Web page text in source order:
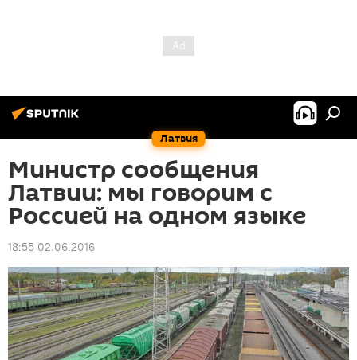
Латвия
Министр сообщения
Латвии: мы говорим с
Россией на одном языке
18:55 02.06.2016